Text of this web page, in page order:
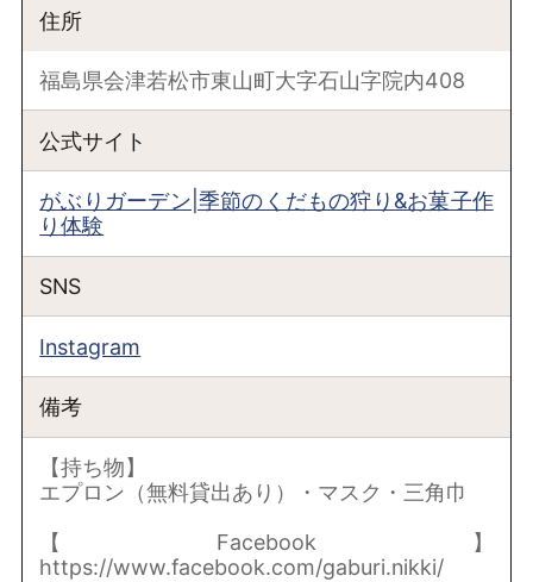
住所
福島県会津若松市東山町大字石山字院内408
公式サイト
がぶりガーデン|季節のくだもの狩り&お菓子作
り体験
SNS
Instagram
備考
【持ち物】
エプロン（無料貸出あり）・マスク・三角巾
【Facebook】
https://www.facebook.com/gaburi.nikki/